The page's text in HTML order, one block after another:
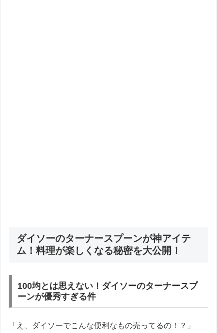
ダイソーのターナースプーンが神アイテ
ム！料理が楽しくなる秘密を大公開！
100均とは思えない！ダイソーのターナースプ
ーンが優秀すぎる件
「え、ダイソーでこんな便利なもの売ってるの！？」